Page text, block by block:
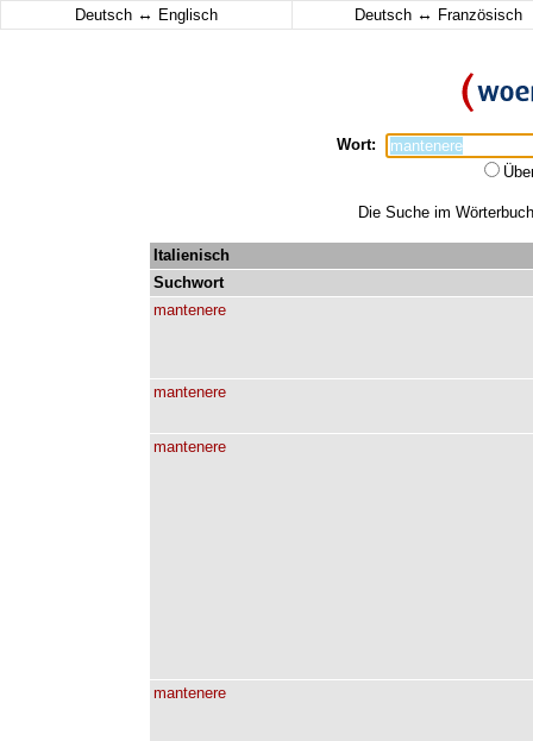
Deutsch ↔ Englisch Deutsch ↔ Französisch
Wort:
Die Suche im
Italienisch
Suchwort
mantenere
mantenere
mantenere
mantenere